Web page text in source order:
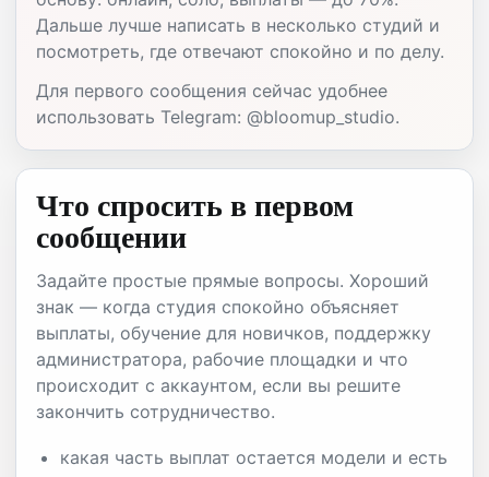
Дальше лучше написать в несколько студий и
посмотреть, где отвечают спокойно и по делу.
Для первого сообщения сейчас удобнее
использовать Telegram: @bloomup_studio.
Что спросить в первом
сообщении
Задайте простые прямые вопросы. Хороший
знак — когда студия спокойно объясняет
выплаты, обучение для новичков, поддержку
администратора, рабочие площадки и что
происходит с аккаунтом, если вы решите
закончить сотрудничество.
какая часть выплат остается модели и есть